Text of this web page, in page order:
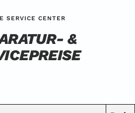
SERVICE CENTER
&